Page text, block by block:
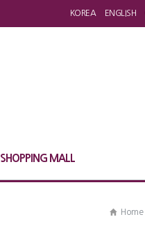
KOREA ENGLISH
SHOPPING MALL
Home